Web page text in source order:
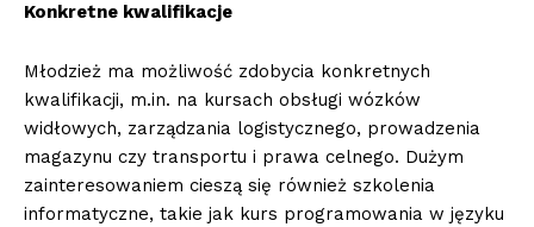
Konkretne kwalifikacje
Młodzież ma możliwość zdobycia konkretnych
kwalifikacji, m.in. na kursach obsługi wózków
widłowych, zarządzania logistycznego, prowadzenia
magazynu czy transportu i prawa celnego. Dużym
zainteresowaniem cieszą się również szkolenia
informatyczne, takie jak kurs programowania w języku